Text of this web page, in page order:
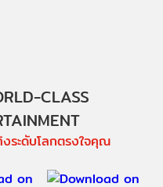
CLASS
ระดับโลกตรงใจคุณ